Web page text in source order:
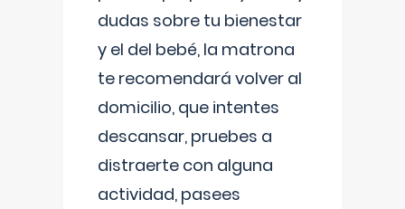
dudas sobre tu bienestar
y el del bebé, la matrona
te recomendará volver al
domicilio, que intentes
descansar, pruebes a
distraerte con alguna
actividad, pasees